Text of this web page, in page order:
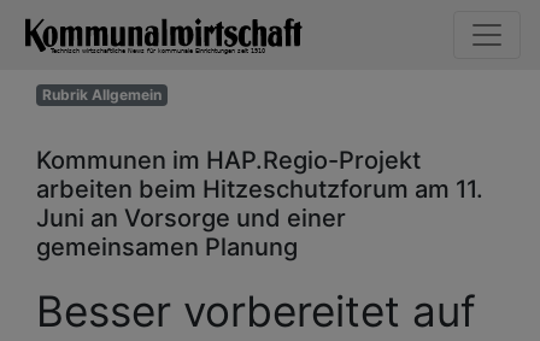
Rubrik Allgemein
Kommunen im HAP.Regio-Projekt
arbeiten beim Hitzeschutzforum am 11.
Juni an Vorsorge und einer
gemeinsamen Planung
Besser vorbereitet auf